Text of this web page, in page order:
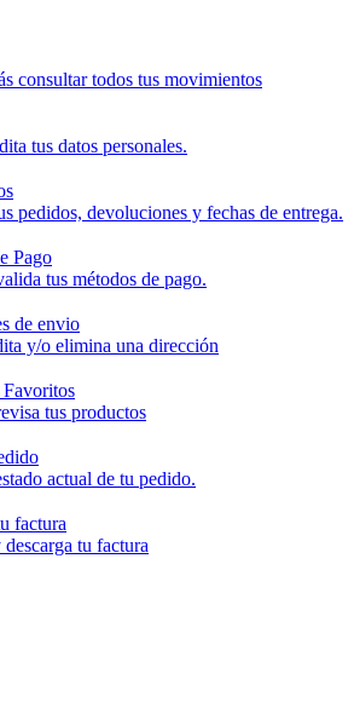
consultar todos tus movimientos
tus datos personales.
pedidos, devoluciones y fechas de entrega.
Pago
tus métodos de pago.
de envio
y/o elimina una dirección
tus productos
actual de tu pedido.
factura
tu factura